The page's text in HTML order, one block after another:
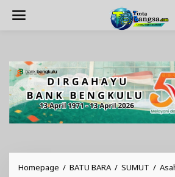
Homepage / BATU BARA / SUMUT /